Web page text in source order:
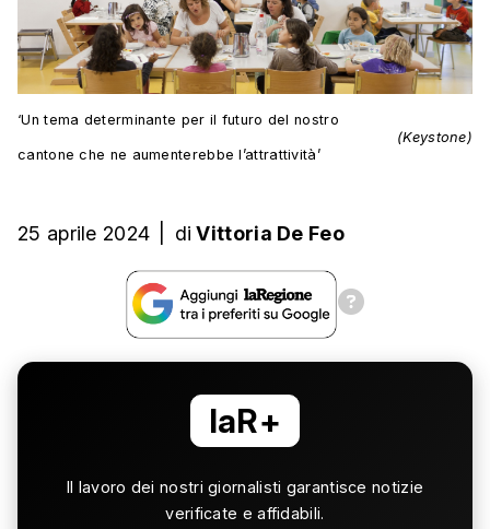
‘Un tema determinante per il futuro del nostro
cantone che ne aumenterebbe l’attrattività’
(Keystone)
25 aprile 2024 di Vittoria De Feo
laR+
Il lavoro dei nostri giornalisti garantisce notizie
verificate e affidabili.